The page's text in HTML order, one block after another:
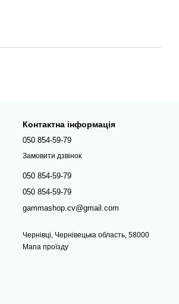
Контактна інформація
050 854-59-79
Замовити дзвінок
050 854-59-79
050 854-59-79
gammashop.cv@gmail.com
Чернівці, Чернівецька область, 58000
Мапа проїзду